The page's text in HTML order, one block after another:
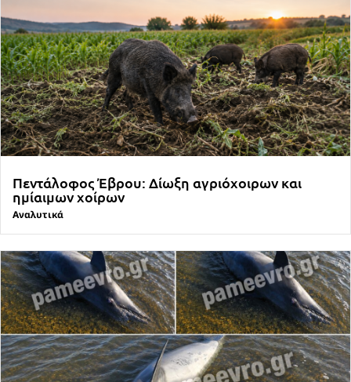
Πεντάλοφος Έβρου: Δίωξη αγριόχοιρων και
ημίαιμων χοίρων
Αναλυτικά